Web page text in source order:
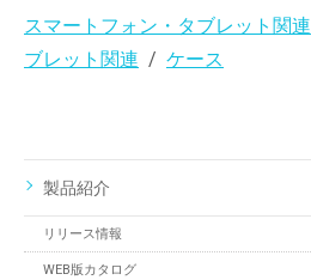
スマートフォン・タブレット関連
ブレット関連
ケース
製品紹介
リリース情報
WEB版カタログ